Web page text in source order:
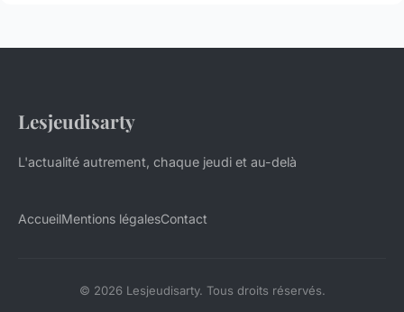
Lesjeudisarty
L'actualité autrement, chaque jeudi et au-delà
AccueilMentions légalesContact
© 2026 Lesjeudisarty. Tous droits réservés.